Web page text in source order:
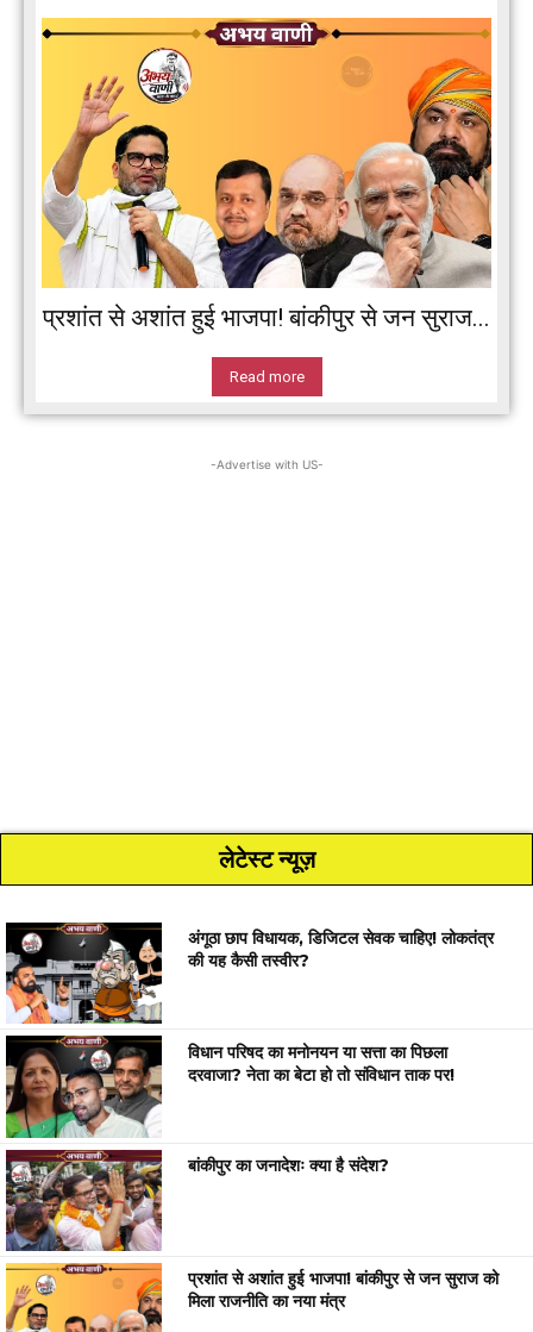
प्रशांत से अशांत हुई भाजपा! बांकीपुर से जन सुराज...
Read more
-Advertise with US-
लेटेस्ट न्यूज़
अंगूठा छाप विधायक, डिजिटल सेवक चाहिए! लोकतंत्र
की यह कैसी तस्वीर?
विधान परिषद का मनोनयन या सत्ता का पिछला
दरवाजा? नेता का बेटा हो तो संविधान ताक पर!
बांकीपुर का जनादेशः क्या है संदेश?
प्रशांत से अशांत हुई भाजपा! बांकीपुर से जन सुराज को
मिला राजनीति का नया मंत्र